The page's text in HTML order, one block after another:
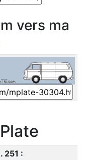
vers ma
251 :